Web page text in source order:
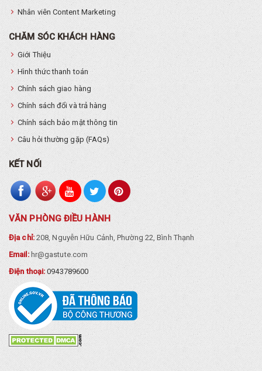
Nhân viên Content Marketing
CHĂM SÓC KHÁCH HÀNG
Giới Thiệu
Hình thức thanh toán
Chính sách giao hàng
Chính sách đổi và trả hàng
Chính sách bảo mật thông tin
Câu hỏi thường gặp (FAQs)
KẾT NỐI
VĂN PHÒNG ĐIỀU HÀNH
Địa chỉ:208, Nguyễn Hữu Cảnh, Phường 22, Bình Thạnh
Email: hr@gastute.com
Điện thoại:0943789600